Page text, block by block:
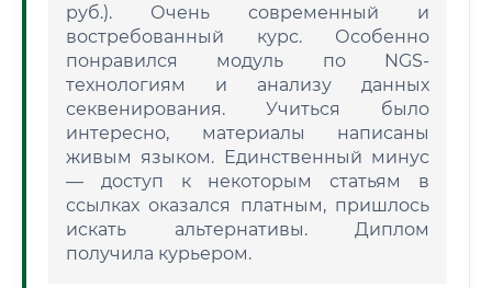
руб.). Очень современный и
востребованный курс. Особенно
понравился модуль по NGS-
технологиям и анализу данных
секвенирования. Учиться было
интересно, материалы написаны
живым языком. Единственный минус
— доступ к некоторым статьям в
ссылках оказался платным, пришлось
искать альтернативы. Диплом
получила курьером.